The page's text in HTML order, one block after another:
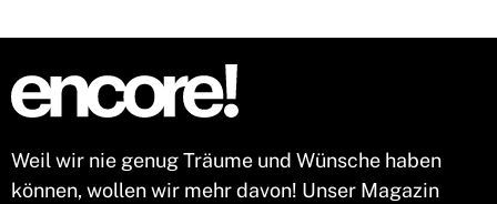
Weil wir nie genug Träume und Wünsche haben
können, wollen wir mehr davon! Unser Magazin